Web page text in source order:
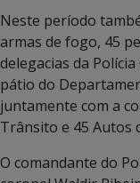
Neste período
armas de fogo, 45
delegacias da
pátio do
juntamente com a
Trânsito e 45 Autos
O comandante do